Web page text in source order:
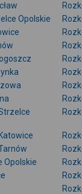
Opolskie
Opolskie